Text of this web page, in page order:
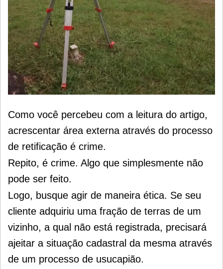
Como você percebeu com a leitura do artigo,
acrescentar área externa através do processo
de retificação é crime.
Repito, é crime. Algo que simplesmente não
pode ser feito.
Logo, busque agir de maneira ética. Se seu
cliente adquiriu uma fração de terras de um
vizinho, a qual não está registrada, precisará
ajeitar a situação cadastral da mesma através
de um processo de usucapião.